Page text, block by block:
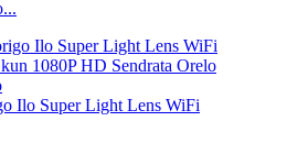
Ilo Super Light Lens WiFi